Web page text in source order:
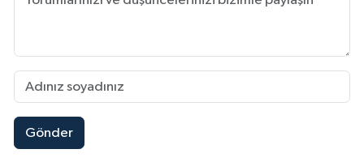
Gönder